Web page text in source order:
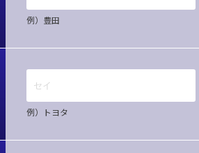
例）豊田
例）トヨタ